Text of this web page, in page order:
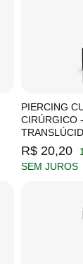
PIERCING
CIRÚRGICO
R$ 20,20
SEM JUROS